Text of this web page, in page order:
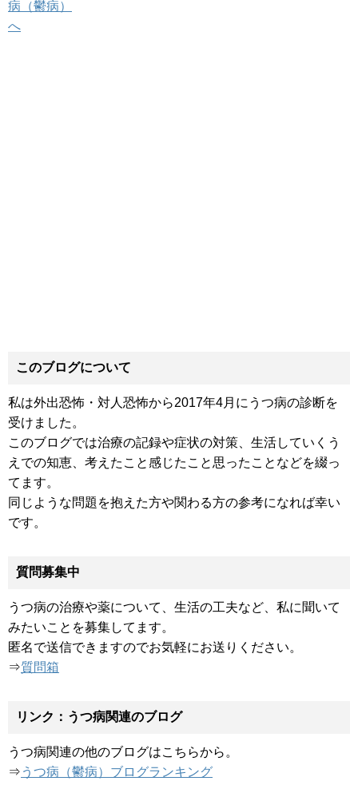
このブログについて
私は外出恐怖・対人恐怖から2017年4月にうつ病の診断を
受けました。
このブログでは治療の記録や症状の対策、生活していくう
えでの知恵、考えたこと感じたこと思ったことなどを綴っ
てます。
同じような問題を抱えた方や関わる方の参考になれば幸い
です。
質問募集中
うつ病の治療や薬について、生活の工夫など、私に聞いて
みたいことを募集してます。
匿名で送信できますのでお気軽にお送りください。
⇒質問箱
リンク：うつ病関連のブログ
うつ病関連の他のブログはこちらから。
⇒ うつ病（鬱病）ブログランキング